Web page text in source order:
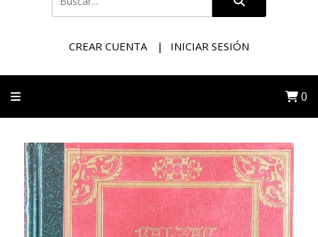
CREAR CUENTA INICIAR SESIÓN
0